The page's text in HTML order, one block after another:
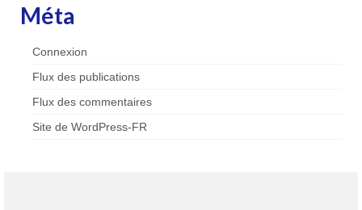
Méta
Connexion
Flux des publications
Flux des commentaires
Site de WordPress-FR